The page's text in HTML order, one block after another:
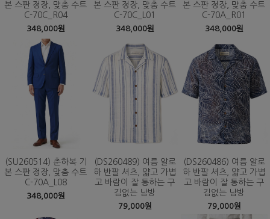
본 스판 정장, 맞춤 수트
C-70C_R04
348,000원
본 스판 정장, 맞춤 수트
C-70C_L01
348,000원
본 스판 정장, 맞춤 수트
C-70A_R01
348,000원
(SU260514) 춘하복 기
본 스판 정장, 맞춤 수트
C-70A_L08
348,000원
(DS260489) 여름 알로
하 반팔 셔츠, 얇고 가볍
고 바람이 잘 통하는 구
김없는 남방
79,000원
(DS260486) 여름 알로
하 반팔 셔츠, 얇고 가볍
고 바람이 잘 통하는 구
김없는 남방
79,000원